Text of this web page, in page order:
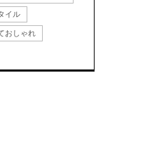
イル
おしゃれ